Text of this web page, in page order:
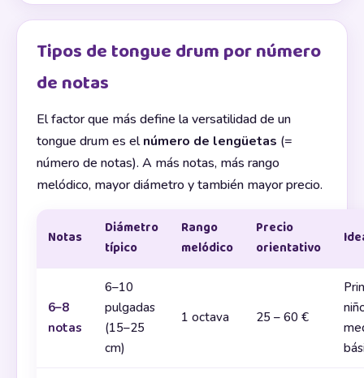
Tipos de tongue drum por número
de notas
El factor que más define la versatilidad de un
tongue drum es elnúmero de lengüetas (=
número de notas). A más notas, más rango
melódico, mayor diámetro y también mayor precio.
Notas
Diámetro
típico
Rango
melódico
Precio
orientativo
6–8
notas
6–10
pulgadas
(15–25
cm)
1 octava 25 – 60 €